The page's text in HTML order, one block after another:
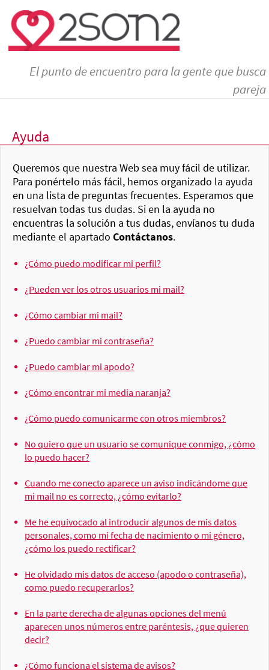
El punto de encuentro para la gente que busca
pareja
Ayuda
Queremos que nuestra Web sea muy fácil de utilizar.
Para ponértelo más fácil, hemos organizado la ayuda
en una lista de preguntas frecuentes. Esperamos que
resuelvan todas tus dudas. Si en la ayuda no
encuentras la solución a tus dudas, envíanos tu duda
mediante el apartado Contáctanos.
¿Cómo puedo modificar mi perfil?
¿Pueden ver los otros usuarios mi mail?
¿Cómo cambiar mi mail?
¿Puedo cambiar mi contraseña?
¿Puedo cambiar mi apodo?
¿Cómo encontrar mi media naranja?
¿Cómo puedo comunicarme con otros miembros?
No quiero que un usuario se comunique conmigo, ¿cómo
lo puedo hacer?
Cuando me conecto aparece un aviso indicándome que
mi mail no es correcto, ¿cómo evitarlo?
Me he equivocado al introducir algunos de mis datos
personales, como mi fecha de nacimiento o mi género,
¿cómo los puedo rectificar?
He olvidado mis datos de acceso (apodo o contraseña),
como puedo recuperarlos?
En la parte derecha de algunas opciones del menú
aparecen unos números entre paréntesis, ¿que quieren
decir?
¿Cómo funciona el sistema de avisos?